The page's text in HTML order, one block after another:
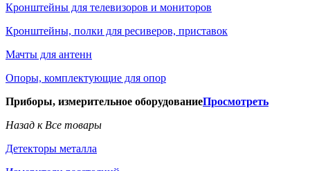
Кронштейны для телевизоров и мониторов
Кронштейны, полки для ресиверов, приставок
Мачты для антенн
Опоры, комплектующие для опор
Приборы, измерительное оборудованиеПросмотреть
Назад к Все товары
Детекторы металла